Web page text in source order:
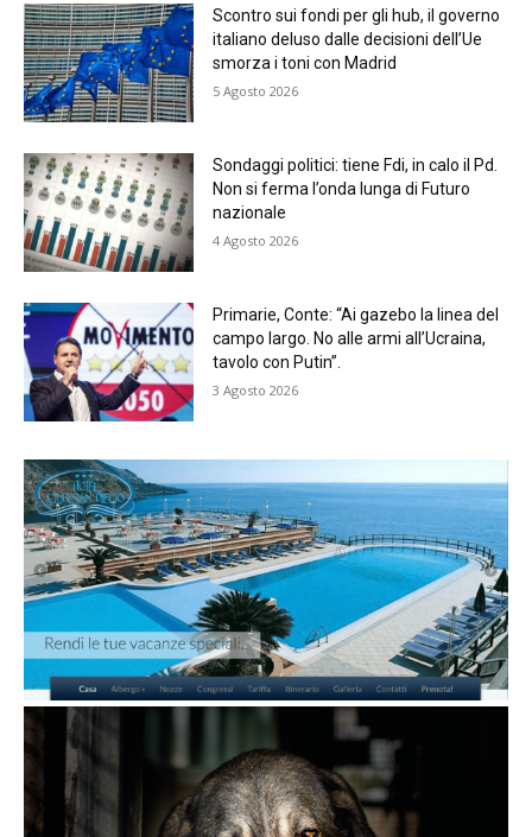
Scontro sui fondi per gli hub, il governo
italiano deluso dalle decisioni dell’Ue
smorza i toni con Madrid
5 Agosto 2026
Sondaggi politici: tiene Fdi, in calo il Pd.
Non si ferma l’onda lunga di Futuro
nazionale
4 Agosto 2026
Primarie, Conte: “Ai gazebo la linea del
campo largo. No alle armi all’Ucraina,
tavolo con Putin”.
3 Agosto 2026